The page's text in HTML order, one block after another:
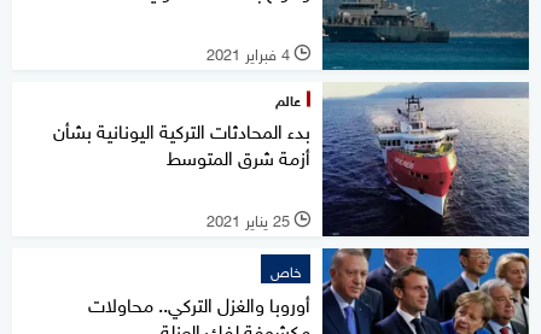
l 4 فبراير 2021
عالم
بدء المحادثات التركية اليونانية بشأن
أزمة شرق المتوسط
l 25 يناير 2021
خاص
أوروبا والغزل التركي.. محاولات